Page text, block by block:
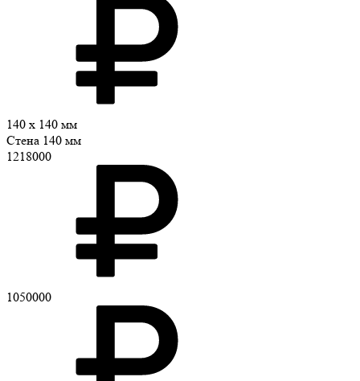
140 x 140 мм
Стена 140 мм
1218000
1050000